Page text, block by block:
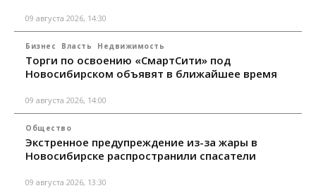
09 августа 2026, 14:30
Бизнес Власть Недвижимость
Торги по освоению «СмартСити» под
Новосибирском объявят в ближайшее время
09 августа 2026, 14:00
Общество
Экстренное предупреждение из-за жары в
Новосибирске распространили спасатели
09 августа 2026, 13:30